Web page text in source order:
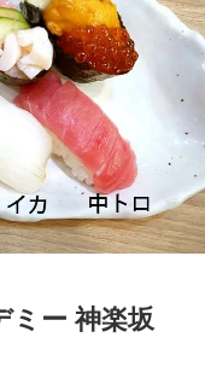
ミー 神楽坂